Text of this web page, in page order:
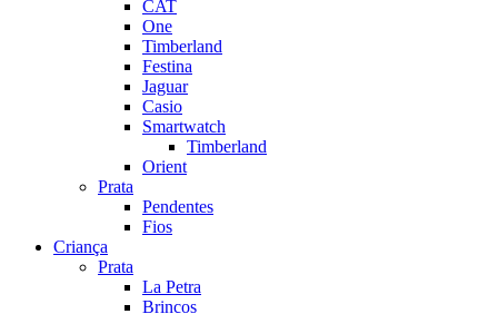
CAT
One
Timberland
Festina
Jaguar
Casio
Smartwatch
Timberland
Orient
Prata
Pendentes
Fios
Criança
Prata
La Petra
Brincos